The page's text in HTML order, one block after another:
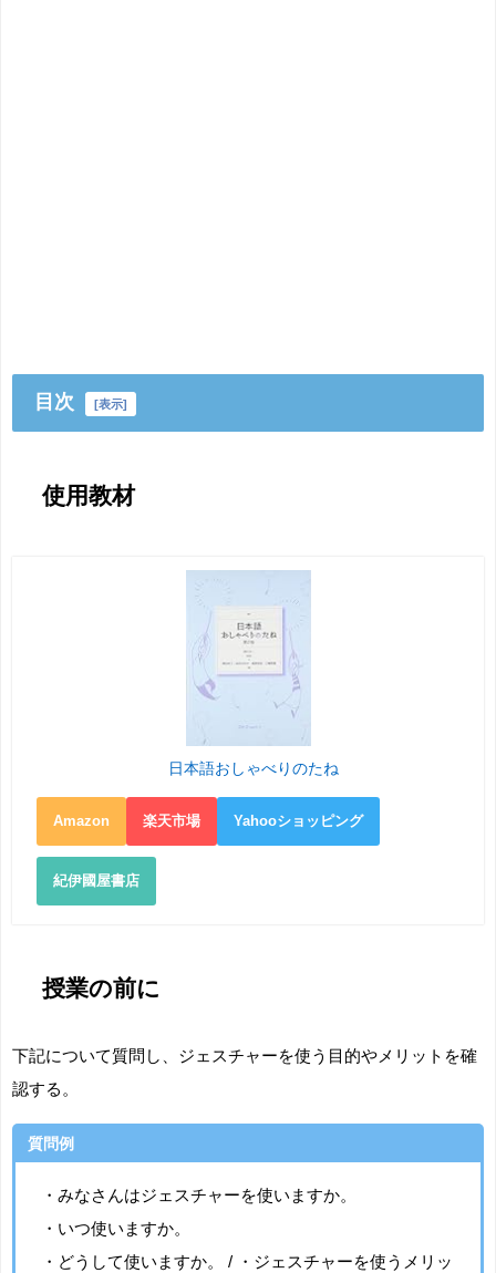
目次 [表示]
使用教材
日本語おしゃべりのたね
Amazon 楽天市場 Yahooショッピング
紀伊國屋書店
授業の前に
下記について質問し、ジェスチャーを使う目的やメリットを確
認する。
質問例
・みなさんはジェスチャーを使いますか。
・いつ使いますか。
・どうして使いますか。
/ ・ジェスチャーを使うメリッ